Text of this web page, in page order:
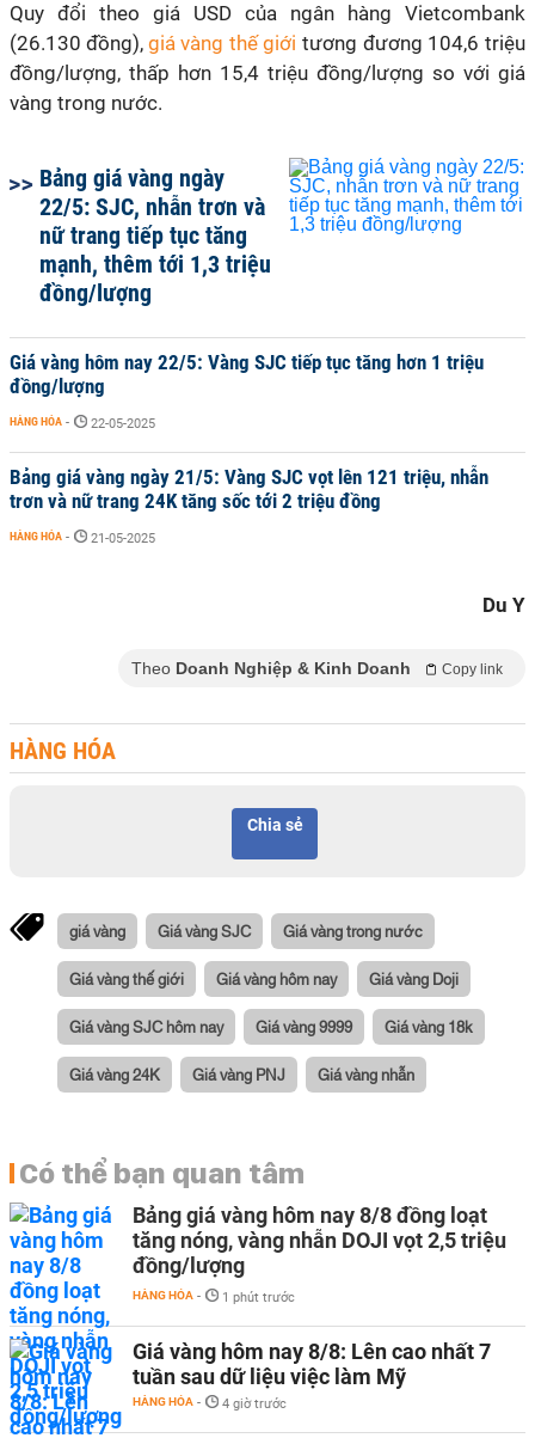
Quy đổi theo giá USD của ngân hàng Vietcombank
(26.130 đồng), giá vàng thế giới tương đương 104,6 triệu
đồng/lượng, thấp hơn 15,4 triệu đồng/lượng so với giá
vàng trong nước.
Bảng giá vàng ngày
22/5: SJC, nhẫn trơn và
nữ trang tiếp tục tăng
mạnh, thêm tới 1,3 triệu
đồng/lượng
Giá vàng hôm nay 22/5: Vàng SJC tiếp tục tăng hơn 1 triệu
đồng/lượng
HÀNG HÓA - 22-05-2025
Bảng giá vàng ngày 21/5: Vàng SJC vọt lên 121 triệu, nhẫn
trơn và nữ trang 24K tăng sốc tới 2 triệu đồng
HÀNG HÓA - 21-05-2025
Du Y
Theo Doanh Nghiệp & Kinh Doanh Copy link
HÀNG HÓA
Chia sẻ
giá vàng Giá vàng SJC Giá vàng trong nước
Giá vàng thế giới Giá vàng hôm nay Giá vàng Doji
Giá vàng SJC hôm nay Giá vàng 9999 Giá vàng 18k
Giá vàng 24K Giá vàng PNJ Giá vàng nhẫn
Có thể bạn quan tâm
Bảng giá vàng hôm nay 8/8 đồng loạt
tăng nóng, vàng nhẫn DOJI vọt 2,5 triệu
đồng/lượng
HÀNG HÓA - 1 phút trước
Giá vàng hôm nay 8/8: Lên cao nhất 7
tuần sau dữ liệu việc làm Mỹ
HÀNG HÓA - 4 giờ trước